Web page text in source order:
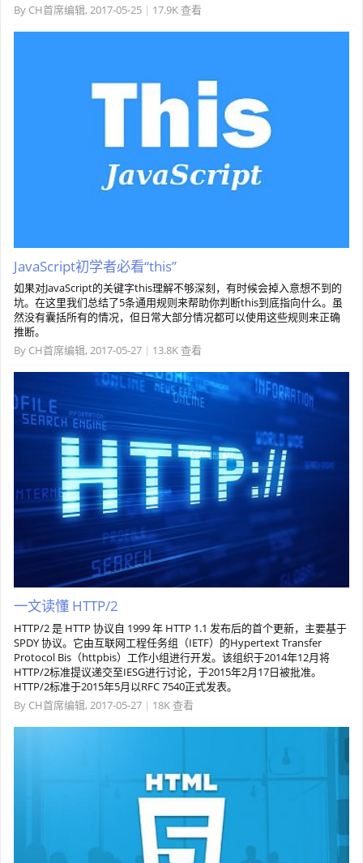
By CH首席编辑, 2017-05-25 | 17.9K 查看
JavaScript初学者必看“this”
如果对JavaScript的关键字this理解不够深刻，有时候会掉入意想不到的
坑。在这里我们总结了5条通用规则来帮助你判断this到底指向什么。虽
然没有囊括所有的情况，但日常大部分情况都可以使用这些规则来正确
推断。
By CH首席编辑, 2017-05-27 | 13.8K 查看
一文读懂 HTTP/2
HTTP/2 是 HTTP 协议自 1999 年 HTTP 1.1 发布后的首个更新，主要基于
SPDY 协议。它由互联网工程任务组（IETF）的Hypertext Transfer
Protocol Bis（httpbis）工作小组进行开发。该组织于2014年12月将
HTTP/2标准提议递交至IESG进行讨论，于2015年2月17日被批准。
HTTP/2标准于2015年5月以RFC 7540正式发表。
By CH首席编辑, 2017-05-27 | 18K 查看